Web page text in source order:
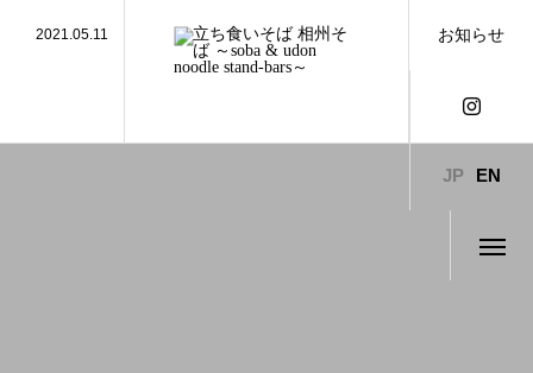
2021.05.11 5/31までの時間変更
【横浜スタジアムで蕎麦弁当はいかが！】DeNAベ
2021夏メニュー登場！
お知らせ
JP EN